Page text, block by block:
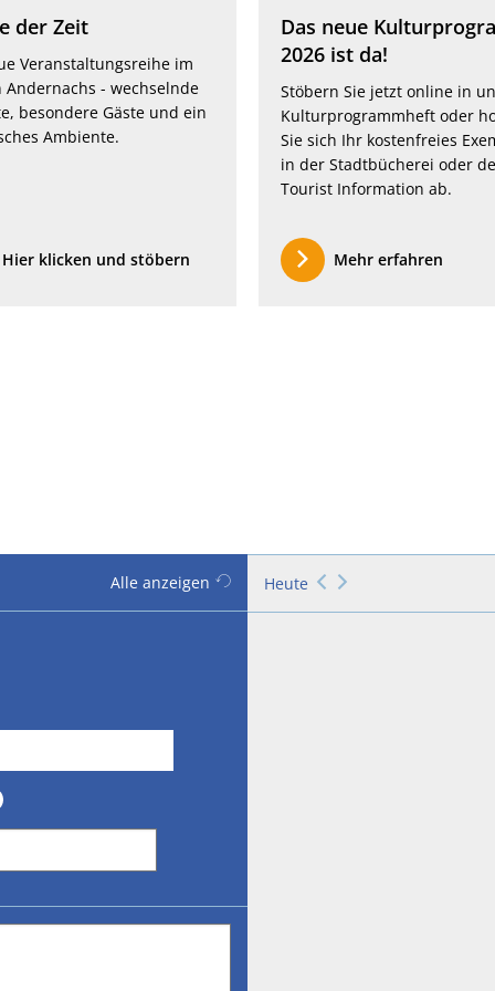
der Zeit
Veranstaltungsreihe im
Andernachs - wechselnde
besondere Gäste und ein
Ambiente.
Hier klicken und stöbern
Das neue
2026 ist da!
Stöbern Sie jetzt online in
Kulturprogrammheft oder
Sie sich Ihr kostenfreies
in der Stadtbücherei oder
Tourist Information ab.
Mehr erfahren
Alle anzeigen Heute